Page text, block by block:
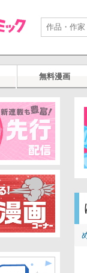
無料漫画